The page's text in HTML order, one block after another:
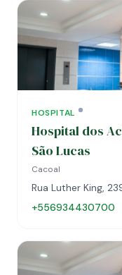
HOSPITAL
Hospital dos
São Lucas
Cacoal
Rua Luther King,
+556934430700